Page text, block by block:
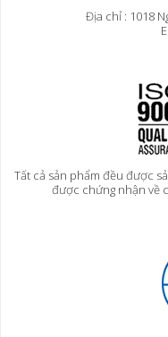
Địa chỉ : 1018
Tất cả sản phẩm đều được
được chứng nhận về